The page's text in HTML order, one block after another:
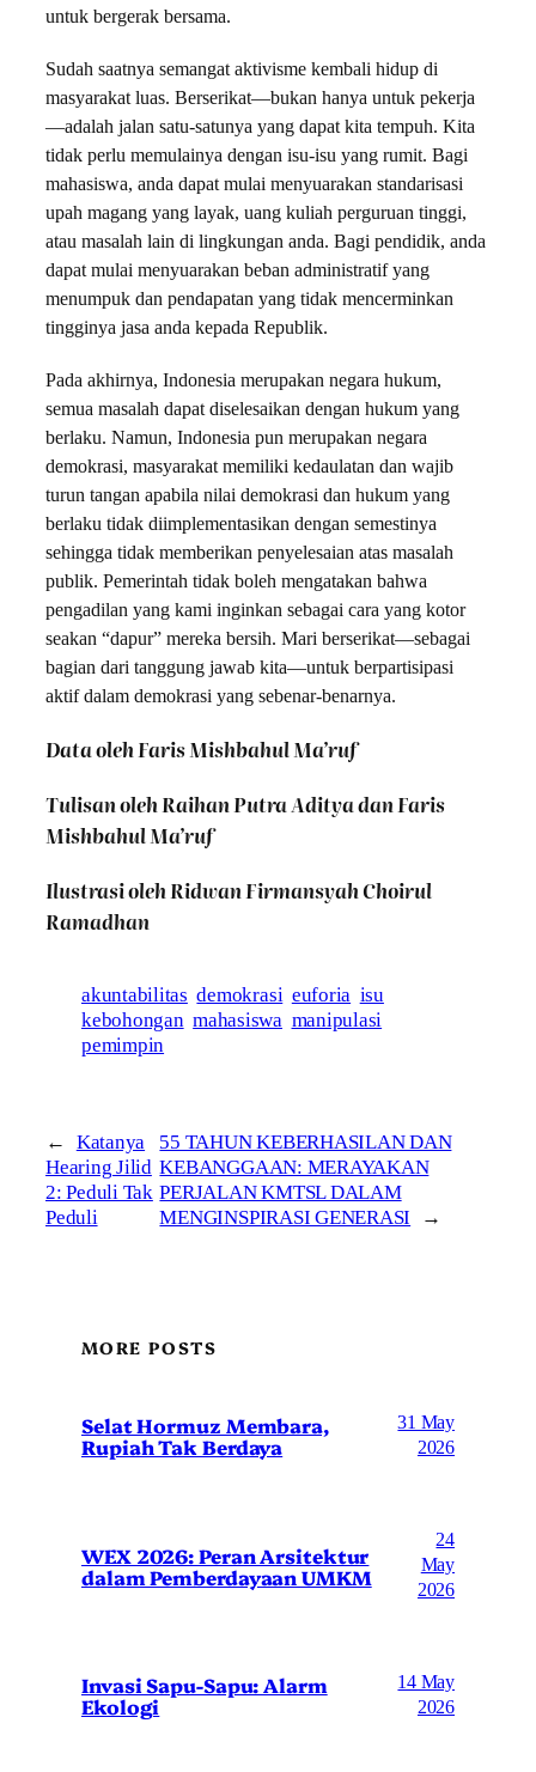
untuk bergerak bersama.
Sudah saatnya semangat aktivisme kembali hidup di
masyarakat luas. Berserikat—bukan hanya untuk pekerja
—adalah jalan satu-satunya yang dapat kita tempuh. Kita
tidak perlu memulainya dengan isu-isu yang rumit. Bagi
mahasiswa, anda dapat mulai menyuarakan standarisasi
upah magang yang layak, uang kuliah perguruan tinggi,
atau masalah lain di lingkungan anda. Bagi pendidik, anda
dapat mulai menyuarakan beban administratif yang
menumpuk dan pendapatan yang tidak mencerminkan
tingginya jasa anda kepada Republik.
Pada akhirnya, Indonesia merupakan negara hukum,
semua masalah dapat diselesaikan dengan hukum yang
berlaku. Namun, Indonesia pun merupakan negara
demokrasi, masyarakat memiliki kedaulatan dan wajib
turun tangan apabila nilai demokrasi dan hukum yang
berlaku tidak diimplementasikan dengan semestinya
sehingga tidak memberikan penyelesaian atas masalah
publik. Pemerintah tidak boleh mengatakan bahwa
pengadilan yang kami inginkan sebagai cara yang kotor
seakan “dapur” mereka bersih. Mari berserikat—sebagai
bagian dari tanggung jawab kita—untuk berpartisipasi
aktif dalam demokrasi yang sebenar-benarnya.
Data oleh Faris Mishbahul Ma’ruf
Tulisan oleh Raihan Putra Aditya danFaris
Mishbahul Ma’ruf
Ilustrasi oleh Ridwan Firmansyah Choirul
Ramadhan
akuntabilitas demokrasi euforia isu
kebohongan mahasiswa manipulasi
pemimpin
←
Katanya
Hearing Jilid
2: Peduli Tak
Peduli
55 TAHUN KEBERHASILAN DAN
KEBANGGAAN: MERAYAKAN
PERJALAN KMTSL DALAM
MENGINSPIRASI GENERASI
→
MORE POSTS
Selat Hormuz Membara,
Rupiah Tak Berdaya
31 May
2026
WEX 2026: Peran Arsitektur
dalam Pemberdayaan UMKM
24
May
2026
Invasi Sapu-Sapu: Alarm
Ekologi
14 May
2026